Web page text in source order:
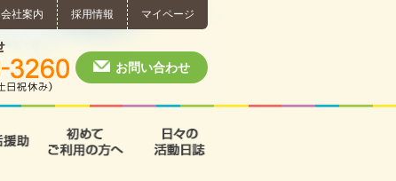
会社案内 採用情報 マイページ
個別相談・お問い合わせ
お問い合わせ